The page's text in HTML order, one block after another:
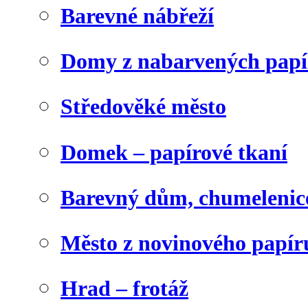
Barevné nábřeží
Domy z nabarvených
Středověké město
Domek – papírové tkaní
Barevný dům,
Město z novinového
Hrad – frotáž